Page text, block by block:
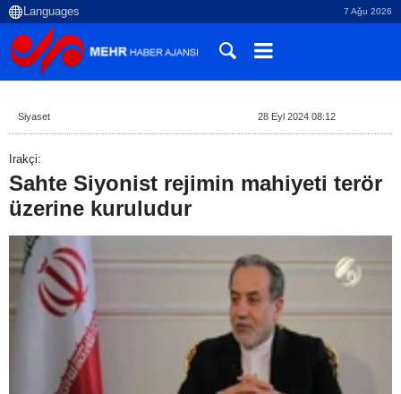
7 Ağu 2026
Siyaset 28 Eyl 2024 08:12
Irakçi:
Sahte Siyonist rejimin mahiyeti terör
üzerine kuruludur